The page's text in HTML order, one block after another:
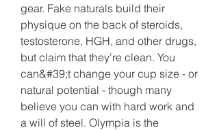
gear. Fake naturals build their
physique on the back of steroids,
testosterone, HGH, and other drugs,
but claim that they’re clean. You
can&#39;t change your cup size - or
natural potential - though many
believe you can with hard work and
a will of steel. Olympia is the